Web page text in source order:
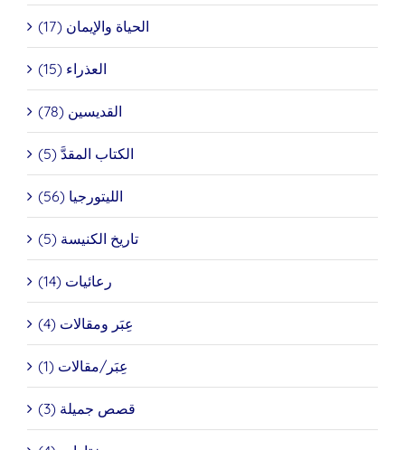
الحياة والإيمان (17)
العذراء (15)
القديسين (78)
الكتاب المقدَّ (5)
الليتورجيا (56)
تاريخ الكنيسة (5)
رعائيات (14)
عِبَر ومقالات (4)
عِبَر/مقالات (1)
قصص جميلة (3)